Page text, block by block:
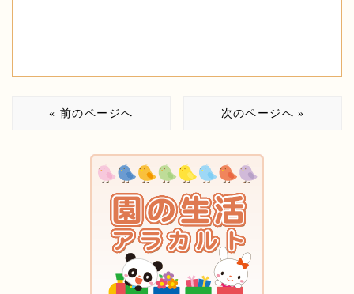
« 前のページへ 次のページへ »